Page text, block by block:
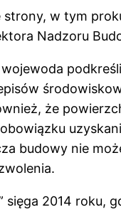
strony, w tym
Nadzoru
że
budowy nie
sięga 2014 roku,